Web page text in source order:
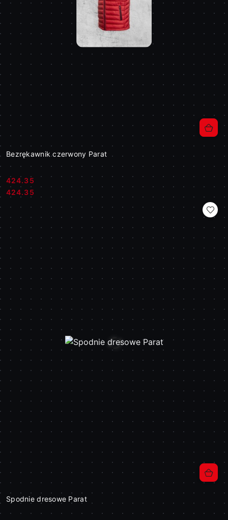
Bezrękawnik czerwony Parat
Cena:
424.35
Cena:
424.35
Spodnie dresowe Parat